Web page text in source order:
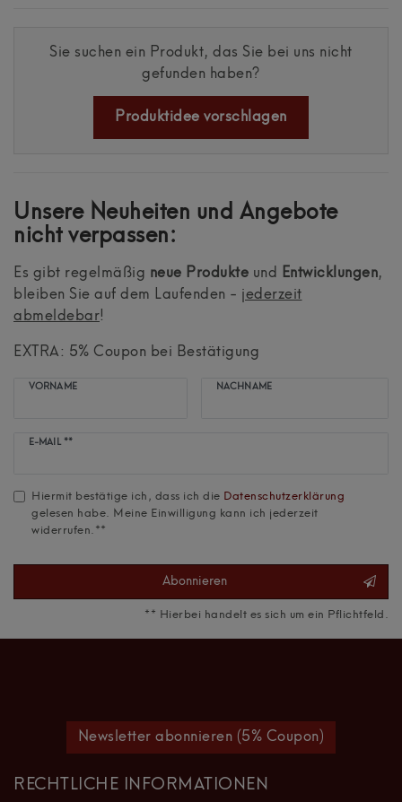
Sie suchen ein Produkt, das Sie bei uns nicht
gefunden haben?
Produktidee vorschlagen
Unsere Neuheiten und Angebote
nicht verpassen:
Es gibt regelmäßig neue Produkte und Entwicklungen,
bleiben Sie auf dem Laufenden - jederzeit
abmeldebar!
EXTRA: 5% Coupon bei Bestätigung
VORNAME NACHNAME
E-MAIL **
Newsletter
Hiermit bestätige ich, dass ich die Daten­schutz­erklärung
gelesen habe. Meine Einwilligung kann ich jederzeit
widerrufen.**
Abonnieren
** Hierbei handelt es sich um ein Pflichtfeld.
Newsletter abonnieren (5% Coupon)
RECHTLICHE INFORMATIONEN